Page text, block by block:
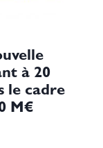
à 20
le cadre
M€